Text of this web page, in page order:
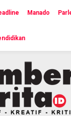
Manado